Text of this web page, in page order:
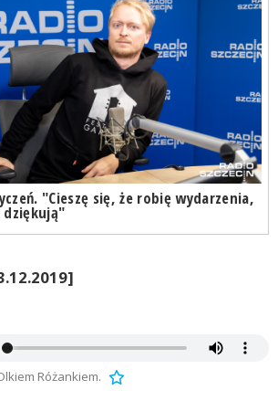
"Cieszę się, że robię wydarzenia,
Różankiem.